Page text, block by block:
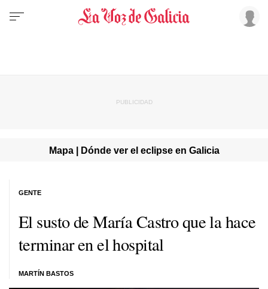
Mapa | Dónde ver el eclipse en Galicia
El susto de María Castro que la hace
terminar en el hospital
MARTÍN BASTOS
GENTE